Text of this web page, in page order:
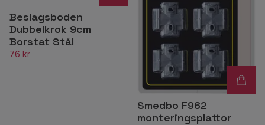
Beslagsboden
Dubbelkrok 9cm
Borstat Stål
76 kr
Smedbo F962
monteringsplattor